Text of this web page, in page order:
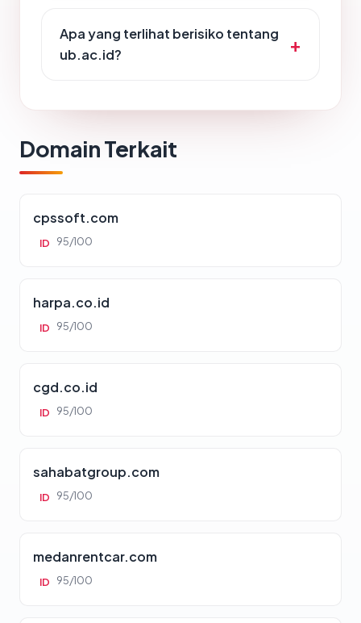
Apa yang terlihat berisiko tentang
ub.ac.id?
Domain Terkait
cpssoft.com
ID 95/100
harpa.co.id
ID 95/100
cgd.co.id
ID 95/100
sahabatgroup.com
ID 95/100
medanrentcar.com
ID 95/100